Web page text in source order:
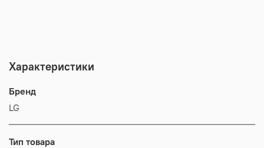
Характеристики
Бренд
LG
Тип товара